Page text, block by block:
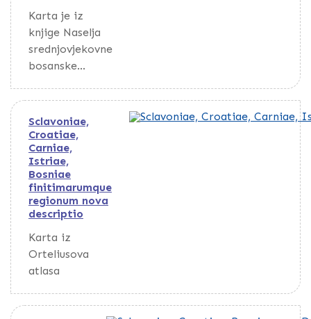
Karta je iz
knjige Naselja
srednjovjekovne
bosanske
M. Vege 1. Gl.
stv. nasl. a)
Bosna i
Hercegovina --
20. st. --
Historijske
karte
Sclavoniae,
Croatiae,
Carniae,
Istriae,
Bosniae
finitimarumque
regionum nova
descriptio
Karta iz
Orteliusova
atlasa